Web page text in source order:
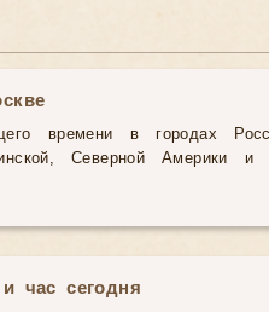
времени в городах
Северной Америки и
час сегодня